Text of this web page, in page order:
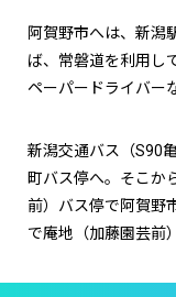
阿賀野市へは、新潟
ば、常磐道を利用し
ペーパードライバー
新潟交通バス（S90
町バス停へ。そこか
前）バス停で阿賀野
で庵地（加藤園芸前